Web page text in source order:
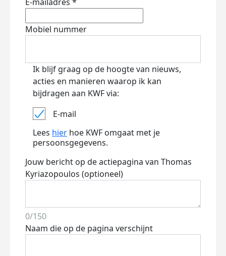
Mobiel nummer
Ik blijf graag op de hoogte van nieuws,
acties en manieren waarop ik kan
bijdragen aan KWF via:
E-mail
Lees hier hoe KWF omgaat met je
persoonsgegevens.
Jouw bericht op de actiepagina van Thomas
Kyriazopoulos (optioneel)
0/150
Naam die op de pagina verschijnt